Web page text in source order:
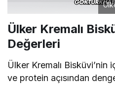
Ülker Kremalı
Değerleri
Ülker Kremalı
ve protein açısından